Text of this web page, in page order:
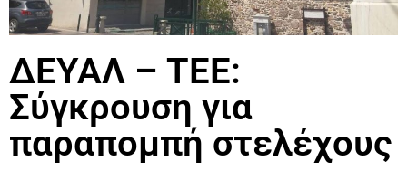
ΔΕΥΑΛ – ΤΕΕ:
Σύγκρουση για
παραπομπή στελέχους